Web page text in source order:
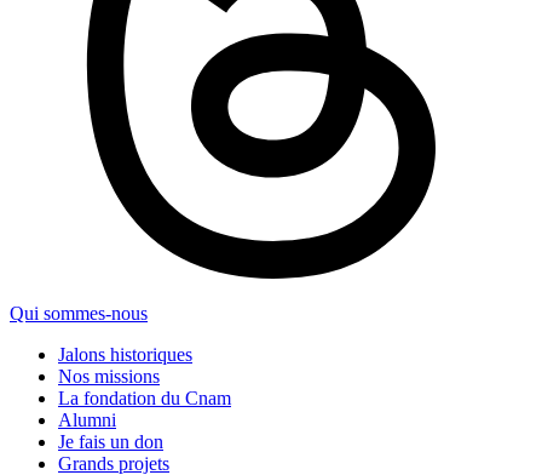
Qui sommes-nous
Jalons historiques
Nos missions
La fondation du Cnam
Alumni
Je fais un don
Grands projets